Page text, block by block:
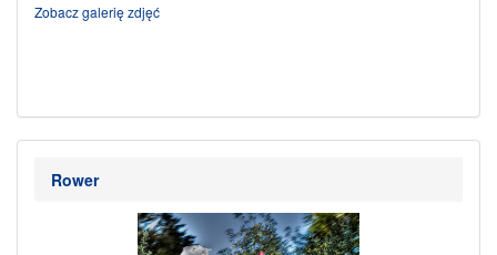
Zobacz galerię zdjęć
Rower